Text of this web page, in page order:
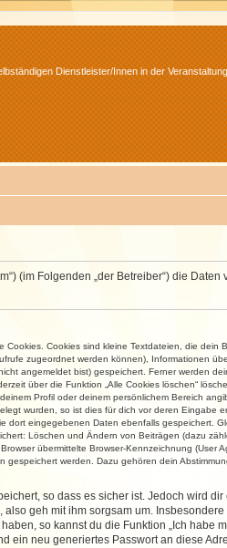
Dienstleister/Innen in der
(im Folgenden „der Betreiber“) die
Cookies sind kleine Textdateien, die
zugeordnet werden können), Informationen
angemeldet bist) gespeichert. Ferner werden
über die Funktion „Alle Cookies löschen“
Profil oder deinem persönlichem Bereich
wurden, so ist dies für dich vor deren Eingabe
dort eingegebenen Daten ebenfalls gespeichert.
Löschen und Ändern von Beiträgen (dazu
übermittelte Browser-Kennzeichnung (User
werden. Dazu gehören dein
so dass es sicher ist. Jedoch wird
geh mit ihm sorgsam um.
so kannst du die Funktion „Ich
ein neu generiertes Passwort an diese